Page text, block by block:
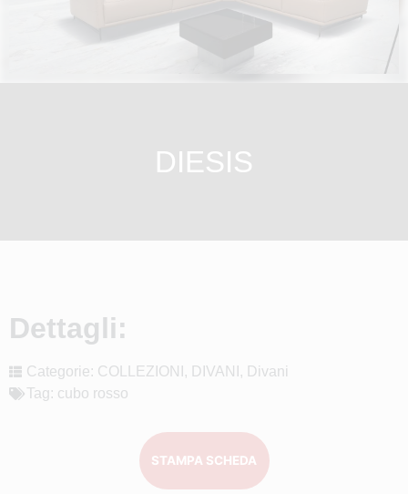
DIESIS
Dettagli:
Categorie: COLLEZIONI , DIVANI , Divani
Tag: cubo rosso
STAMPA SCHEDA